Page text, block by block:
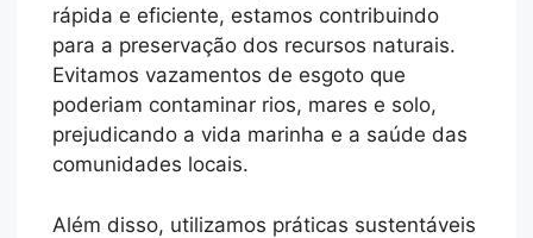
rápida e eficiente, estamos contribuindo
para a preservação dos recursos naturais.
Evitamos vazamentos de esgoto que
poderiam contaminar rios, mares e solo,
prejudicando a vida marinha e a saúde das
comunidades locais.
Além disso, utilizamos práticas sustentáveis